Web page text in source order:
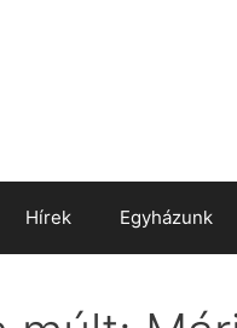
Hírek Egyházunk